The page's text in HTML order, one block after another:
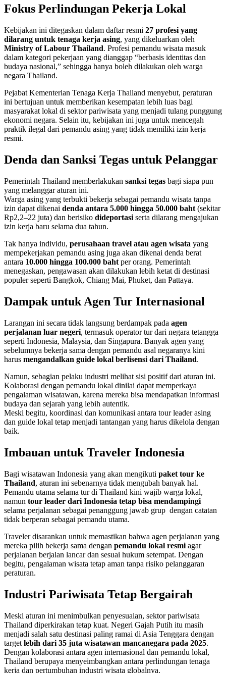
Fokus Perlindungan Pekerja Lokal
Kebijakan ini ditegaskan dalam daftar resmi 27 profesi yang
dilarang untuk tenaga kerja asing, yang dikeluarkan oleh
Ministry of Labour Thailand. Profesi pemandu wisata masuk
dalam kategori pekerjaan yang dianggap “berbasis identitas dan
budaya nasional,” sehingga hanya boleh dilakukan oleh warga
negara Thailand.
Pejabat Kementerian Tenaga Kerja Thailand menyebut, peraturan
ini bertujuan untuk memberikan kesempatan lebih luas bagi
masyarakat lokal di sektor pariwisata yang menjadi tulang punggung
ekonomi negara. Selain itu, kebijakan ini juga untuk mencegah
praktik ilegal dari pemandu asing yang tidak memiliki izin kerja
resmi.
Denda dan Sanksi Tegas untuk Pelanggar
Pemerintah Thailand memberlakukan sanksi tegas bagi siapa pun
yang melanggar aturan ini.
Warga asing yang terbukti bekerja sebagai pemandu wisata tanpa
izin dapat dikenai denda antara 5.000 hingga 50.000 baht (sekitar
Rp2,2–22 juta) dan berisiko dideportasi serta dilarang mengajukan
izin kerja baru selama dua tahun.
Tak hanya individu, perusahaan travel atau agen wisata yang
mempekerjakan pemandu asing juga akan dikenai denda berat
antara 10.000 hingga 100.000 baht per orang. Pemerintah
menegaskan, pengawasan akan dilakukan lebih ketat di destinasi
populer seperti Bangkok, Chiang Mai, Phuket, dan Pattaya.
Dampak untuk Agen Tur Internasional
Larangan ini secara tidak langsung berdampak pada agen
perjalanan luar negeri, termasuk operator tur dari negara tetangga
seperti Indonesia, Malaysia, dan Singapura. Banyak agen yang
sebelumnya bekerja sama dengan pemandu asal negaranya kini
harus mengandalkan guide lokal berlisensi dari Thailand.
Namun, sebagian pelaku industri melihat sisi positif dari aturan ini.
Kolaborasi dengan pemandu lokal dinilai dapat memperkaya
pengalaman wisatawan, karena mereka bisa mendapatkan informasi
budaya dan sejarah yang lebih autentik.
Meski begitu, koordinasi dan komunikasi antara tour leader asing
dan guide lokal tetap menjadi tantangan yang harus dikelola dengan
baik.
Imbauan untuk Traveler Indonesia
Bagi wisatawan Indonesia yang akan mengikuti paket tour ke
Thailand, aturan ini sebenarnya tidak mengubah banyak hal.
Pemandu utama selama tur di Thailand kini wajib warga lokal,
namun tour leader dari Indonesia tetap bisa mendampingi
selama perjalanan sebagai penanggung jawab grup dengan catatan
tidak berperan sebagai pemandu utama.
Traveler disarankan untuk memastikan bahwa agen perjalanan yang
mereka pilih bekerja sama dengan pemandu lokal resmi agar
perjalanan berjalan lancar dan sesuai hukum setempat. Dengan
begitu, pengalaman wisata tetap aman tanpa risiko pelanggaran
peraturan.
Industri Pariwisata Tetap Bergairah
Meski aturan ini menimbulkan penyesuaian, sektor pariwisata
Thailand diperkirakan tetap kuat. Negeri Gajah Putih itu masih
menjadi salah satu destinasi paling ramai di Asia Tenggara dengan
target lebih dari 35 juta wisatawan mancanegara pada 2025.
Dengan kolaborasi antara agen internasional dan pemandu lokal,
Thailand berupaya menyeimbangkan antara perlindungan tenaga
kerja dan pertumbuhan industri wisata globalnya.